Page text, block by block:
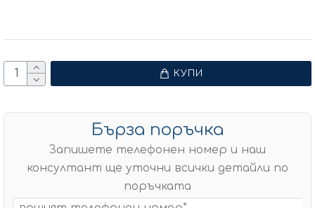
КУПИ
Бърза поръчка
Запишете телефонен номер и наш
консултант ще уточни всички детайли по
поръчката